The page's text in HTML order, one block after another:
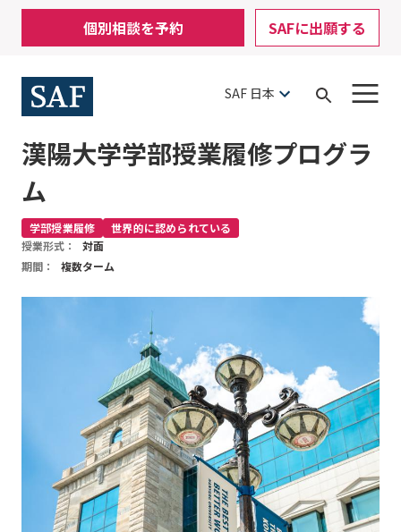
Skip
main
content
Mobile
Utility
Menu
個別相談を予約 SAFに出願する
SAF 日本
Open
漢陽大学学部授業履修プログラ
ム
学部授業履修
世界的に認められている
授業形式：
対面
期間：
複数ターム